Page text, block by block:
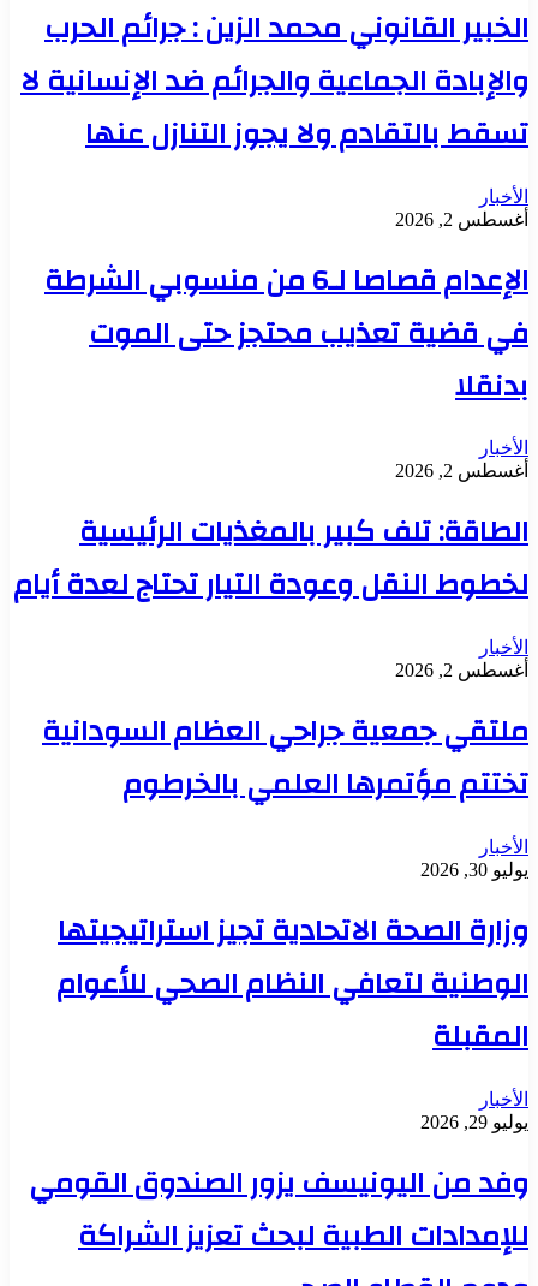
الخبير القانوني محمد الزين : جرائم الحرب
والإبادة الجماعية والجرائم ضد الإنسانية لا
تسقط بالتقادم ولا يجوز التنازل عنها
الأخبار
أغسطس 2, 2026
الإعدام قصاصا لـ6 من منسوبي الشرطة
في قضية تعذيب محتجز حتى الموت
بدنقلا
الأخبار
أغسطس 2, 2026
الطاقة: تلف كبير بالمغذيات الرئيسية
لخطوط النقل وعودة التيار تحتاج لعدة أيام
الأخبار
أغسطس 2, 2026
ملتقي جمعية جراحي العظام السودانية
تختتم مؤتمرها العلمي بالخرطوم
الأخبار
يوليو 30, 2026
وزارة الصحة الاتحادية تجيز استراتيجيتها
الوطنية لتعافي النظام الصحي للأعوام
المقبلة
الأخبار
يوليو 29, 2026
وفد من اليونيسف يزور الصندوق القومي
للإمدادات الطبية لبحث تعزيز الشراكة